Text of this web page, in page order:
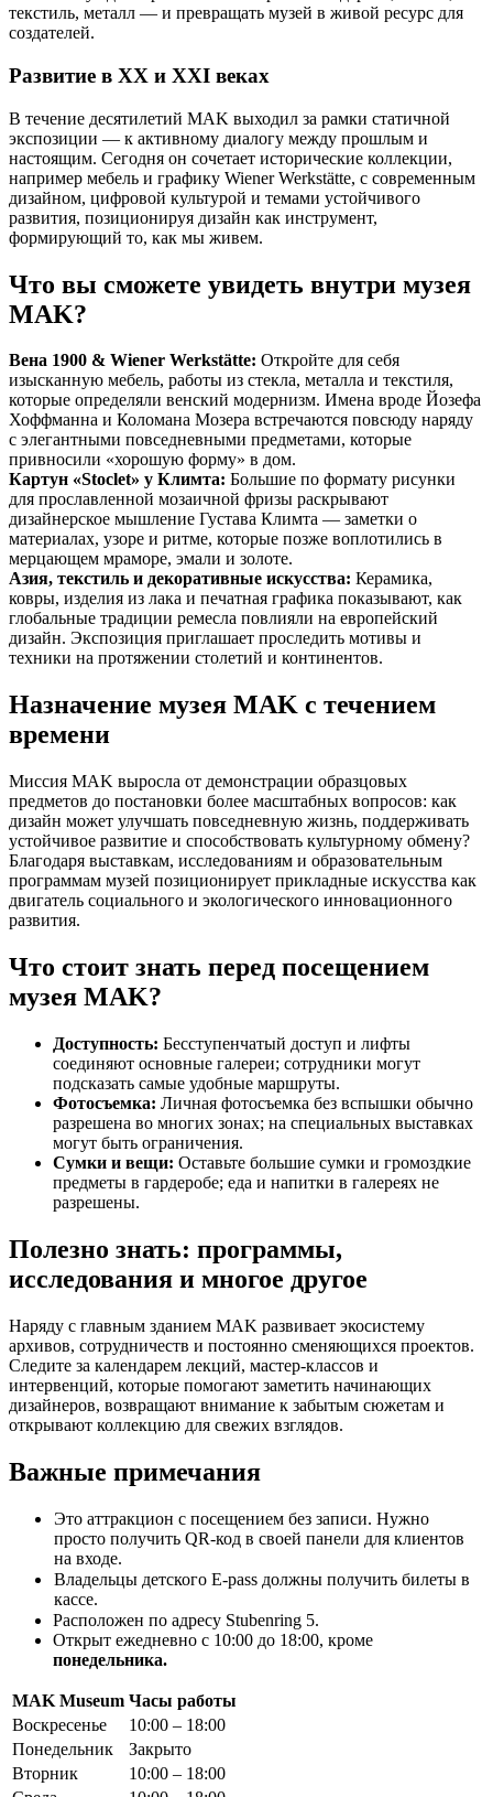
текстиль, металл — и превращать музей в живой ресурс для
создателей.
Развитие в XX и XXI веках
В течение десятилетий MAK выходил за рамки статичной
экспозиции — к активному диалогу между прошлым и
настоящим. Сегодня он сочетает исторические коллекции,
например мебель и графику Wiener Werkstätte, с современным
дизайном, цифровой культурой и темами устойчивого
развития, позиционируя дизайн как инструмент,
формирующий то, как мы живем.
Что вы сможете увидеть внутри музея
MAK?
Вена 1900 & Wiener Werkstätte: Откройте для себя
изысканную мебель, работы из стекла, металла и текстиля,
которые определяли венский модернизм. Имена вроде Йозефа
Хоффманна и Коломана Мозера встречаются повсюду наряду
с элегантными повседневными предметами, которые
привносили «хорошую форму» в дом.
Картун «Stoclet» у Климта: Большие по формату рисунки
для прославленной мозаичной фризы раскрывают
дизайнерское мышление Густава Климта — заметки о
материалах, узоре и ритме, которые позже воплотились в
мерцающем мраморе, эмали и золоте.
Азия, текстиль и декоративные искусства: Керамика,
ковры, изделия из лака и печатная графика показывают, как
глобальные традиции ремесла повлияли на европейский
дизайн. Экспозиция приглашает проследить мотивы и
техники на протяжении столетий и континентов.
Назначение музея MAK с течением
времени
Миссия MAK выросла от демонстрации образцовых
предметов до постановки более масштабных вопросов: как
дизайн может улучшать повседневную жизнь, поддерживать
устойчивое развитие и способствовать культурному обмену?
Благодаря выставкам, исследованиям и образовательным
программам музей позиционирует прикладные искусства как
двигатель социального и экологического инновационного
развития.
Что стоит знать перед посещением
музея MAK?
Доступность: Бесступенчатый доступ и лифты
соединяют основные галереи; сотрудники могут
подсказать самые удобные маршруты.
Фотосъемка: Личная фотосъемка без вспышки обычно
разрешена во многих зонах; на специальных выставках
могут быть ограничения.
Сумки и вещи: Оставьте большие сумки и громоздкие
предметы в гардеробе; еда и напитки в галереях не
разрешены.
Полезно знать: программы,
исследования и многое другое
Наряду с главным зданием MAK развивает экосистему
архивов, сотрудничеств и постоянно сменяющихся проектов.
Следите за календарем лекций, мастер-классов и
интервенций, которые помогают заметить начинающих
дизайнеров, возвращают внимание к забытым сюжетам и
открывают коллекцию для свежих взглядов.
Важные примечания
Это аттракцион с посещением без записи. Нужно
просто получить QR-код в своей панели для клиентов
на входе.
Владельцы детского E-pass должны получить билеты в
кассе.
Расположен по адресу Stubenring 5.
Открыт ежедневно с 10:00 до 18:00, кроме
понедельника.
MAK Museum Часы работы
Воскресенье
10:00 – 18:00
Понедельник
Закрыто
Вторник
10:00 – 18:00